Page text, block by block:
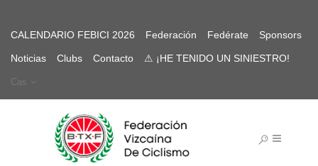
CALENDARIO FEBICI 2026 Federación Fedérate Sponsors
Noticias Clubs Contacto ⚠ ¡HE TENIDO UN SINIESTRO!
Cas